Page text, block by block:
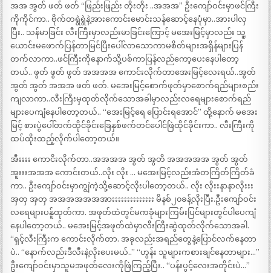
အအ အွတ် ဖတ် ဖတ် “ဖြည်းဖြည်း တိုးတိုး ..အအအ” ဦးကျော်ဝင်းမှာဖင်ကြီး
ကိုကိုင်ကာ.. ဗိုက်တရွဲရွဲနဲ့အားကောင်းမောင်းသန်ဆောင့်နေပုံမှာ..အားပါလှ
ပြီး.. သန်မာခြင်း လီးကြီးမှာလည်းမာခြင်းကြောင့် မအေးမြင့်မှာလည်း သူ့
ယောင်းမဖောက်ပြန်တာမြင်ပြီးပေါ်လာသောကာမစိတ်များအရှိန်များပြန်
တက်လာကာ..ဖင်ကြီးကိုနောက်သို့ပစ်ကာပြန်လည်ကော့ပေးနေပါတော့
တယ်.. ဖွတ် ဖွတ် ဖွတ် အအအအ ကောင်းလိုက်တာအေးမြင့်လေးရယ်..အွတ်
အွတ် အွတ် အအအ ဖတ် ဖတ်. မအေးမြင့်စောက်ဖုတ်မှာစောက်ရည်များစည်း
ကျလာကာ..လီးကြီးမှထုတ်လိုက်သောအခါမှာလည်းလရေများစောက်ရည်
များပေကျံနေပါတော့တယ်.. “အေးမြင့်ရေ ပြောင်းရအောင်” ထို့နောက် မအေး
မြင့် စားပွဲပေါ်တက်ထိုင်ခိုင်းခြေနှစ်ဖက်တင်ပေါင်ဖြဲထိုင်ခိုင်းကာ.. လီးကြီးကို
ထပ်ထိုးထည့်လိုက်ပါတော့တယ်။
အီးးးး ကောငိးလိုက်တာ..အအအအ အွတ် အွတိ အအအအအ အွတ် အွတ်
အူးးးအအအ ကောင်းတယ်..လိုး လိုး … မအေးမြင့်လည်းအံတကြိတ်ကြိတ်ခံ
ကာ.. ဦးကျော်ဝင်းမှာကျွဲကဲ့သို့ဆောင့်လိုးပါတော့တယ်.. လိုး လိုးးနာနာလိုးးး
အှတှ အှတှ အအအအအအအားးးးးးးးးးးးးး မိနစ်၂၀ခန့်လိုးပြီး.ဦးကျော်ဝင်း
လရေများပန်ူထုတ်ကာ. အဖုတ်ထဲတွင်မကခုံများကြမ်းပြင်များတွင်ပါပေကျံ
နေပါတော့တယ်.. မအေးမြင့်အဖုတ်ထဲမှာလီးကြီးဆွဲထုတ်လိုက်သောအခါ.
“ရှင့်လီးကြီးက ကောင်းလိုက်တာ. အခုလည်းအရည်တွေနဲ့ပြောင်လက်နေတာ
ပဲ.. “နောက်လည်းဒီလီးနဲ့လိုးပေးမယ်..” “ဟွန်း သူများကစားချင်နေတာများ…”
ဦးကျော်ဝင်းမှာသူမအဖုတ်လေးကိုဖြဲကြည့်ပြီး.. “ပန်းပွင့်လေးအတိုင်းပဲ…”